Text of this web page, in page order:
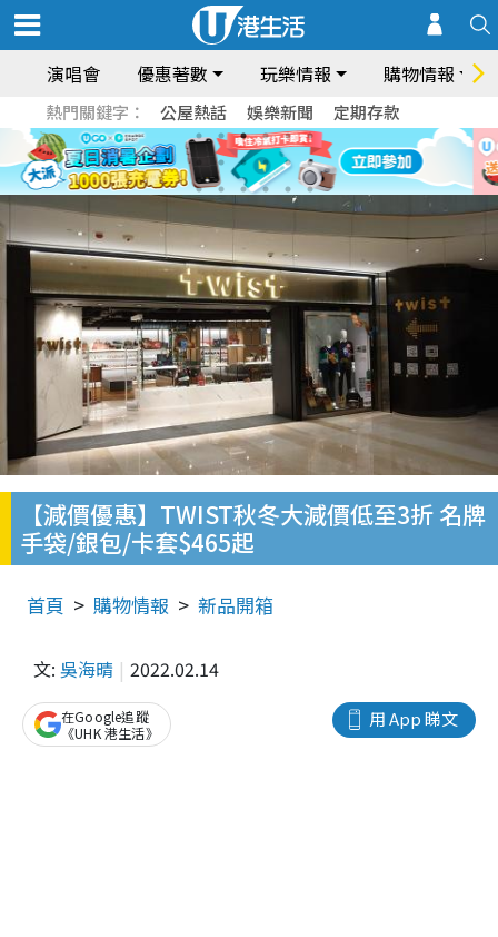
演唱會 優惠著數 玩樂情報 購物情報
熱門關鍵字： 公屋熱話 娛樂新聞 定期存款
【減價優惠】TWIST秋冬大減價低至3折 名牌
手袋/銀包/卡套$465起
首頁 購物情報 新品開箱
文: 吳海晴 2022.02.14
用 App 睇文
在Google追蹤
《UHK 港生活》